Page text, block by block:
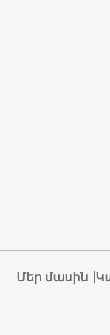
Մեր մասին